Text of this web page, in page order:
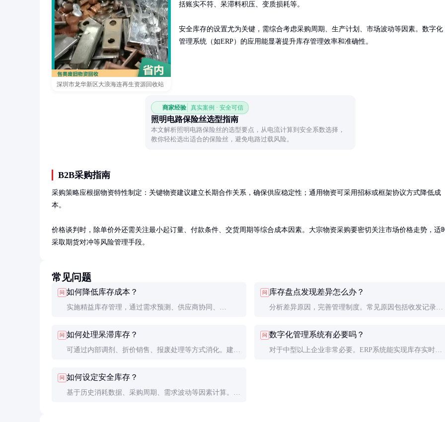
深圳市龙华新区大浪海连再生资源回收站
括账实不符、呆滞料积压、变质损耗等。
安全库存的设置尤为关键，需综合考虑采购周期、生产计划、市场波动等因素。数字化
管理系统（如ERP）的应用能显著提升库存管理效率和准确性。
商家经验 真实案例 · 安全可信
照明电路保险丝选型指南
本文解析照明电路保险丝的选型要点，从电流计算到安全系数选择，
教你轻松选出适合的保险丝，避免电路过载风险。
B2B采购指南
采购策略应根据物资特性制定：关键物资建议建立长期合作关系，确保供应稳定性；通用物资可采用招标或框架协议方式降低成
本。
价格谈判时，除单价外还需关注最小起订量、付款条件、交货周期等综合成本因素。大宗物资采购要密切关注市场价格走势，适
采取期货对冲等风险管理手段。
常见问题
问 如何降低库存成本？
实施精益库存管理，通过需求预测、供应商协同、
A类物资，减少呆滞料。
问 库存盘点发现差异怎么办？
分析差异原因，完善管理制度。常见原因包括收发记录错
流程。
问 如何处理呆滞库存？
可通过内部调剂、折价销售、报废处理等方式消化。建立
问 数字化管理系统有必要吗？
对于中型以上企业非常必要。ERP系统能实现库存实时可
问 如何设定安全库存？
基于历史消耗数据、采购周期、需求波动等因素计算。常